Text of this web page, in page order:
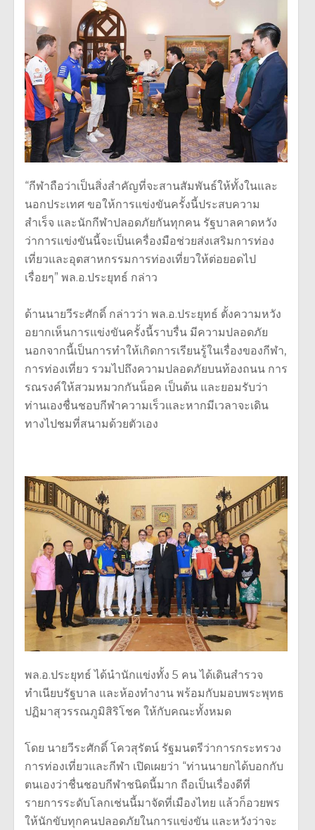
“กีฬาถือว่าเป็นสิ่งสำคัญที่จะสานสัมพันธ์ให้ทั้งในและ
นอกประเทศ ขอให้การแข่งขันครั้งนี้ประสบความ
สำเร็จ และนักกีฬาปลอดภัยกันทุกคน รัฐบาลคาดหวัง
ว่าการแข่งขันนี้จะเป็นเครื่องมือช่วยส่งเสริมการท่อง
เที่ยวและอุตสาหกรรมการท่องเที่ยวให้ต่อยอดไป
เรื่อยๆ” พล.อ.ประยุทธ์ กล่าว
ด้านนายวีระศักดิ์ กล่าวว่า พล.อ.ประยุทธ์ ตั้งความหวัง
อยากเห็นการแข่งขันครั้งนี้ราบรื่น มีความปลอดภัย
นอกจากนี้เป็นการทำให้เกิดการเรียนรู้ในเรื่องของกีฬา,
การท่องเที่ยว รวมไปถึงความปลอดภัยบนท้องถนน การ
รณรงค์ให้สวมหมวกกันน็อค เป็นต้น และยอมรับว่า
ท่านเองชื่นชอบกีฬาความเร็วและหากมีเวลาจะเดิน
ทางไปชมที่สนามด้วยตัวเอง
พล.อ.ประยุทธ์ ได้นำนักแข่งทั้ง 5 คน ได้เดินสำรวจ
ทำเนียบรัฐบาล และห้องทำงาน พร้อมกับมอบพระพุทธ
ปฏิมาสุวรรณภูมิสิริโชค ให้กับคณะทั้งหมด
โดย นายวีระศักดิ์ โควสุรัตน์ รัฐมนตรีว่าการกระทรวง
การท่องเที่ยวและกีฬา เปิดเผยว่า “ท่านนายกได้บอกกับ
ตนเองว่าชื่นชอบกีฬาชนิดนี้มาก ถือเป็นเรื่องดีที่
รายการระดับโลกเช่นนี้มาจัดที่เมืองไทย แล้วก็อวยพร
ให้นักขับทุกคนปลอดภัยในการแข่งขัน และหวังว่าจะ